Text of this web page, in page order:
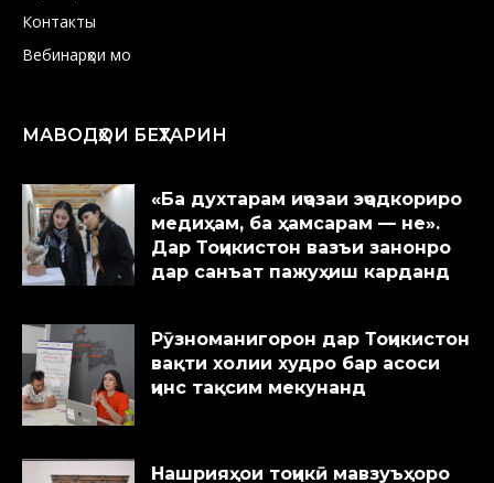
Контакты
Вебинарҳои мо
МАВОДҲОИ БЕҲТАРИН
«Ба духтарам иҷозаи эҷодкориро
медиҳам, ба ҳамсарам — не».
Дар Тоҷикистон вазъи занонро
дар санъат пажуҳиш карданд
Рӯзноманигорон дар Тоҷикистон
вақти холии худро бар асоси
ҷинс тақсим мекунанд
Нашрияҳои тоҷикӣ мавзуъҳоро